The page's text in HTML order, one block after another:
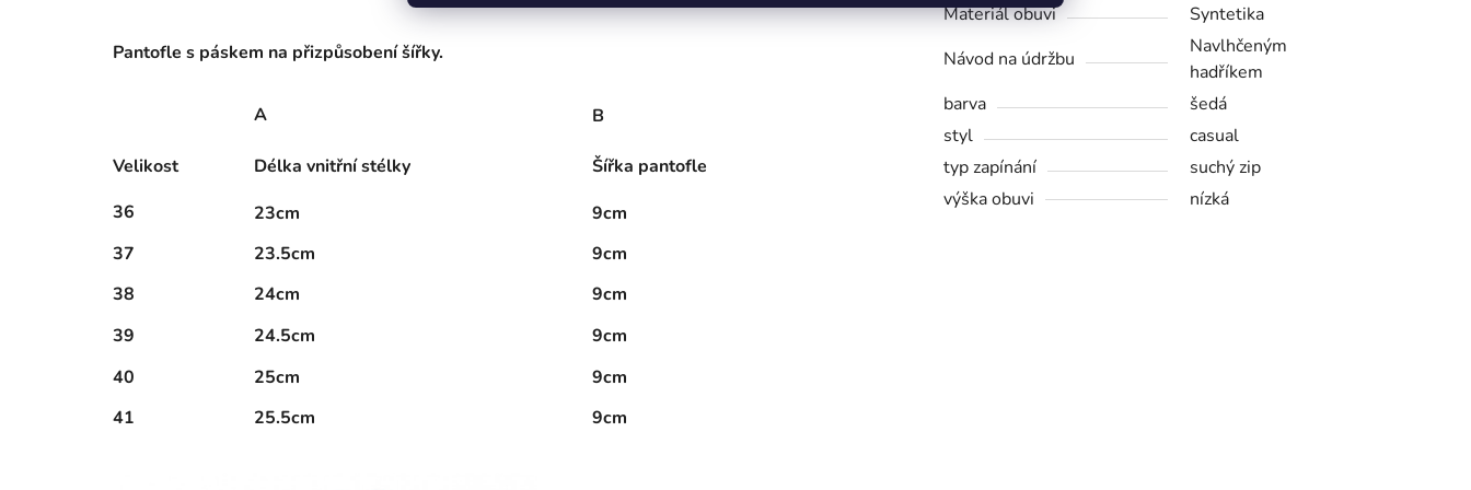
Pantofle s páskem na přizpůsobení šířky.
A B
Velikost Délka vnitřní stélky
Šířka pantofle
36
23cm
9cm
37
23.5cm
9cm
38
24cm
9cm
39
24.5cm
9cm
40
25cm
9cm
41
25.5cm 9cm
Materiál obuvi
Syntetika
Návod na údržbu
Navlhčeným
hadříkem
barva
šedá
styl
casual
typ zapínání
suchý zip
výška obuvi
nízká